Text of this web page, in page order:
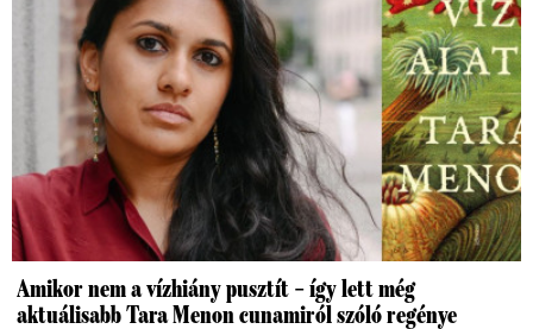
Amikor nem a vízhiány pusztít – így lett még
aktuálisabb Tara Menon cunamiról szóló regénye